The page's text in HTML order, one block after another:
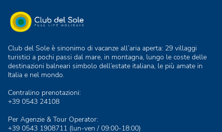
Club del Sole è sinonimo di vacanze all’aria aperta: 29 villaggi
turistici a pochi passi dal mare, in montagna, lungo le coste delle
destinazioni balneari simbolo dell’estate italiana, le più amate in
Italia e nel mondo.
Centralino prenotazioni:
+39 0543 24108
Per Agenzie & Tour Operator:
+39 0543 1908711 (lun-ven / 09:00-18:00)